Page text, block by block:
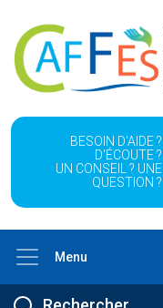
BESOIN D'AIDE ?
D'ÉCOUTE ?
UN CONSEIL ? UNE
QUESTION ?
Menu